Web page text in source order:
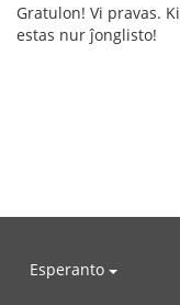
Gratulon! Vi pravas.
estas nur ĵonglisto!
Esperanto